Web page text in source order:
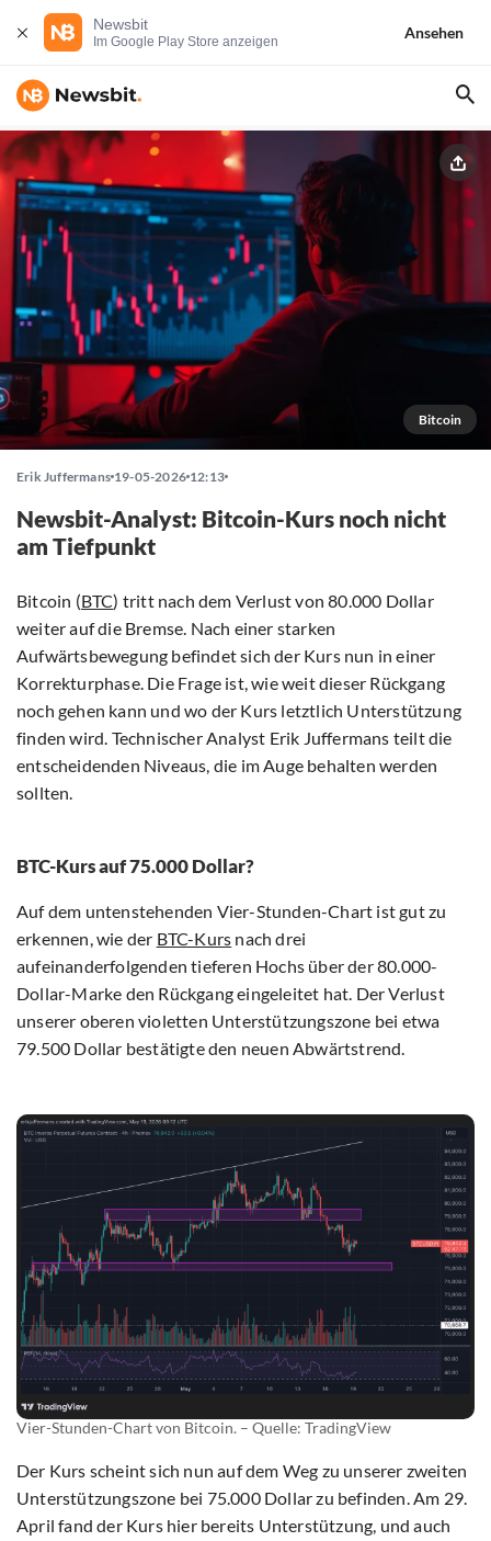
Newsbit
Im Google Play Store anzeigen
Ansehen
Bitcoin
Erik Juffermans 19-05-2026 12:13
Newsbit-Analyst: Bitcoin-Kurs noch nicht
am Tiefpunkt
Bitcoin (BTC) tritt nach dem Verlust von 80.000 Dollar
weiter auf die Bremse. Nach einer starken
Aufwärtsbewegung befindet sich der Kurs nun in einer
Korrekturphase. Die Frage ist, wie weit dieser Rückgang
noch gehen kann und wo der Kurs letztlich Unterstützung
finden wird. Technischer Analyst Erik Juffermans teilt die
entscheidenden Niveaus, die im Auge behalten werden
sollten.
BTC-Kurs auf 75.000 Dollar?
Auf dem untenstehenden Vier-Stunden-Chart ist gut zu
erkennen, wie der BTC-Kurs nach drei
aufeinanderfolgenden tieferen Hochs über der 80.000-
Dollar-Marke den Rückgang eingeleitet hat. Der Verlust
unserer oberen violetten Unterstützungszone bei etwa
79.500 Dollar bestätigte den neuen Abwärtstrend.
Vier-Stunden-Chart von Bitcoin. – Quelle: TradingView
Der Kurs scheint sich nun auf dem Weg zu unserer zweiten
Unterstützungszone bei 75.000 Dollar zu befinden. Am 29.
April fand der Kurs hier bereits Unterstützung, und auch